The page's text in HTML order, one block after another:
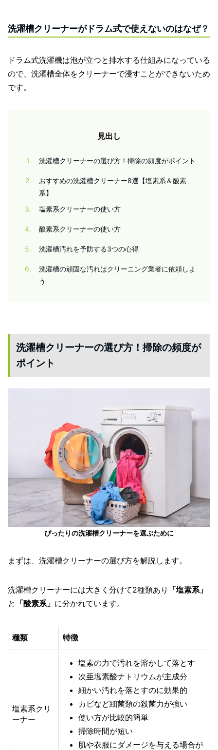
洗濯槽クリーナーがドラム式で使えないのはなぜ？
ドラム式洗濯機は泡が立つと排水する仕組みになっている
ので、洗濯槽全体をクリーナーで浸すことができないため
です。
見出し
1 洗濯槽クリーナーの選び方！掃除の頻度がポイント
2
おすすめの洗濯槽クリーナー8選【塩素系＆酸素
系】
3
塩素系クリーナーの使い方
4 酸素系クリーナーの使い方
5 洗濯槽汚れを予防する3つの心得
6
洗濯槽の頑固な汚れはクリーニング業者に依頼しよ
う
洗濯槽クリーナーの選び方！掃除の頻度が
ポイント
ぴったりの洗濯槽クリーナーを選ぶために
まずは、洗濯槽クリーナーの選び方を解説します。
洗濯槽クリーナーには大きく分けて2種類あり
「塩素系」
と 「酸素系」 に分かれています。
種類 特徴
塩素系クリ
ーナー
塩素の力で汚れを溶かして落とす
次亜塩素酸ナトリウムが主成分
細かい汚れを落とすのに効果的
カビなど細菌類の殺菌力が強い
使い方が比較的簡単
掃除時間が短い
肌や衣服にダメージを与える場合が